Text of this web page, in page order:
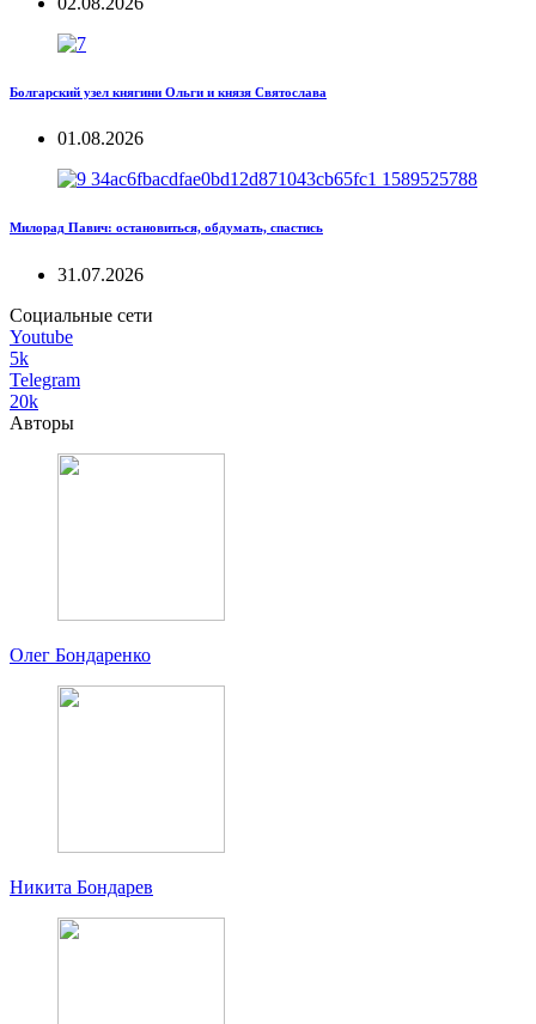
Болгарский узел княгини Ольги и князя Святослава
01.08.2026
Милорад Павич: остановиться, обдумать, спастись
31.07.2026
Социальные сети
Youtube
5k
Telegram
20k
Авторы
Олег Бондаренко
Никита Бондарев